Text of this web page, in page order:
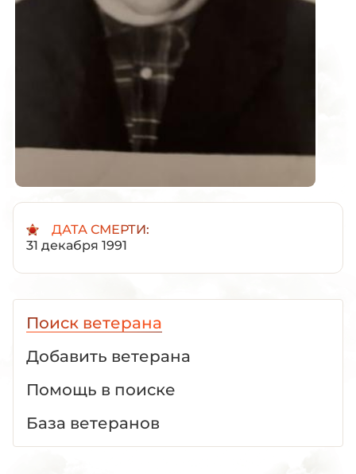
ДАТА СМЕРТИ:
31 декабря 1991
Поиск ветерана
Добавить ветерана
Помощь в поиске
База ветеранов